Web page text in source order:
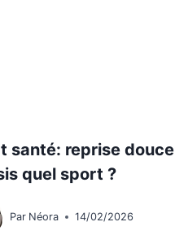
santé: reprise
quel sport ?
Par Néora 14/02/2026